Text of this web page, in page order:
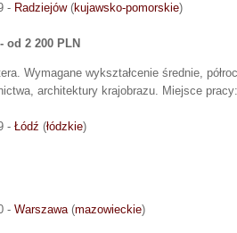
- Radziejów(kujawsko-pomorskie)
- od 2 200 PLN
Wymagane wykształcenie średnie,
architektury krajobrazu. Miejsce
- Łódź (łódzkie)
- Warszawa(mazowieckie)